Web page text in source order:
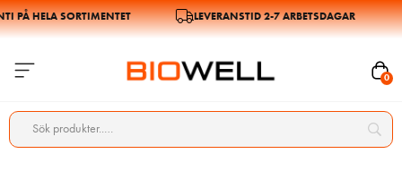
HELA SORTIMENTET LEVERANSTID 2-7 ARBETSDAGAR
0